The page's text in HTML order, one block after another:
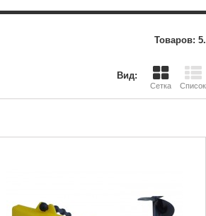
Товаров: 5.
Вид:
Сетка Список